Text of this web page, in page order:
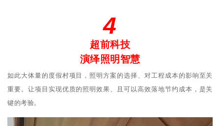
4
超前科技
演绎照明智慧
如此大体量的度假村项目，照明方案的选择、对工程成本的影响至关
重要。让项目实现优质的照明效果、且可以高效落地节约成本，是关
键的考验。